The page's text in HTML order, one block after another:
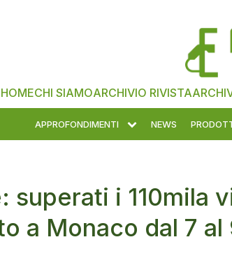
HOMECHI SIAMOARCHIVIO RIVISTA
APPROFONDIMENTI NEWS
superati i 110mila
a Monaco dal 7